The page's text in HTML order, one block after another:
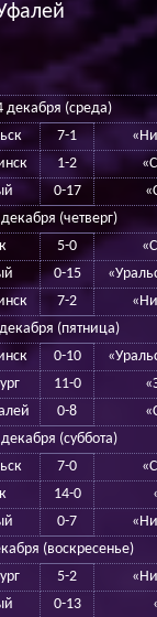
декабря (среда)
7-1
1-2
0-17
(четверг)
5-0
0-15
7-2
(пятница)
0-10
11-0
0-8
(суббота)
7-0
14-0
0-7
(воскресенье)
5-2
0-13